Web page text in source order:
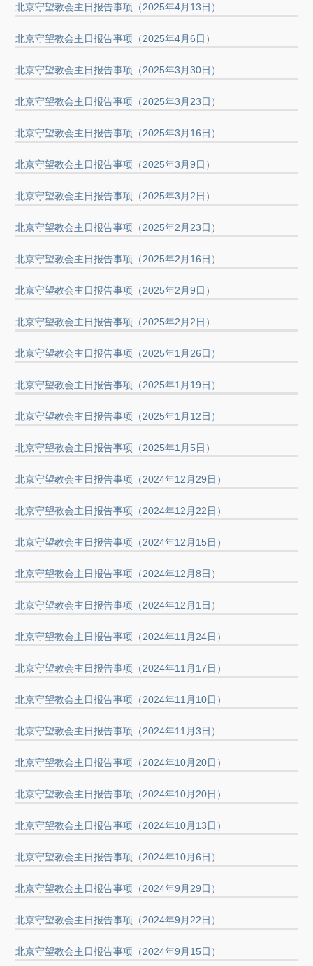
北京守望教会主日报告事项（2025年4月13日）
北京守望教会主日报告事项（2025年4月6日）
北京守望教会主日报告事项（2025年3月30日）
北京守望教会主日报告事项（2025年3月23日）
北京守望教会主日报告事项（2025年3月16日）
北京守望教会主日报告事项（2025年3月9日）
北京守望教会主日报告事项（2025年3月2日）
北京守望教会主日报告事项（2025年2月23日）
北京守望教会主日报告事项（2025年2月16日）
北京守望教会主日报告事项（2025年2月9日）
北京守望教会主日报告事项（2025年2月2日）
北京守望教会主日报告事项（2025年1月26日）
北京守望教会主日报告事项（2025年1月19日）
北京守望教会主日报告事项（2025年1月12日）
北京守望教会主日报告事项（2025年1月5日）
北京守望教会主日报告事项（2024年12月29日）
北京守望教会主日报告事项（2024年12月22日）
北京守望教会主日报告事项（2024年12月15日）
北京守望教会主日报告事项（2024年12月8日）
北京守望教会主日报告事项（2024年12月1日）
北京守望教会主日报告事项（2024年11月24日）
北京守望教会主日报告事项（2024年11月17日）
北京守望教会主日报告事项（2024年11月10日）
北京守望教会主日报告事项（2024年11月3日）
北京守望教会主日报告事项（2024年10月20日）
北京守望教会主日报告事项（2024年10月20日）
北京守望教会主日报告事项（2024年10月13日）
北京守望教会主日报告事项（2024年10月6日）
北京守望教会主日报告事项（2024年9月29日）
北京守望教会主日报告事项（2024年9月22日）
北京守望教会主日报告事项（2024年9月15日）